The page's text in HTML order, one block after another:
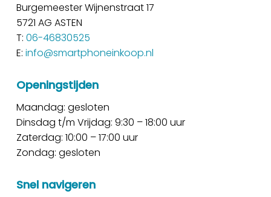
Burgemeester Wijnenstraat 17
5721 AG ASTEN
T: 06-46830525
E: info@smartphoneinkoop.nl
Openingstijden
Maandag: gesloten
Dinsdag t/m Vrijdag: 9:30 – 18:00 uur
Zaterdag: 10:00 – 17:00 uur
Zondag: gesloten
Snel navigeren